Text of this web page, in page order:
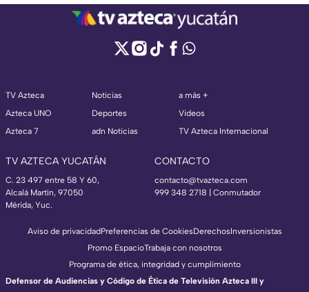
TV Azteca
Azteca UNO
Azteca 7
Noticias
Deportes
adn Noticias
a más +
Videos
TV Azteca Internacional
TV AZTECA YUCATÁN
C. 23 497 entre 58 Y 60,
Alcalá Martín, 97050
Mérida, Yuc.
CONTACTO
contacto@tvazteca.com
999 348 2718 | Conmutador
Aviso de privacidadPreferencias de CookiesDerechosInversionistas
Promo EspacioTrabaja con nosotros
Programa de ética, integridad y cumplimiento
Defensor de Audiencias y Código de Ética de Televisión Azteca III y